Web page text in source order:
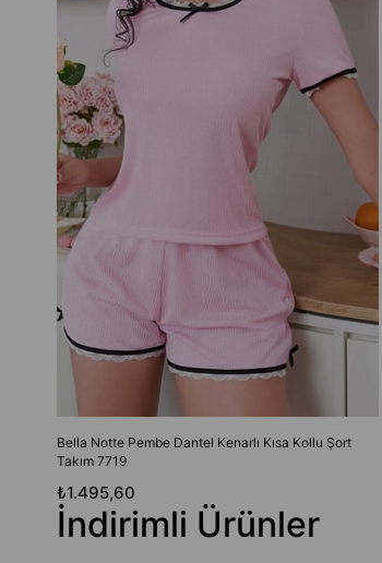
Bella Notte Pembe Dantel Kenarlı Kısa Kollu Şort
Takım 7719
₺1.495,60
İndirimli Ürünler